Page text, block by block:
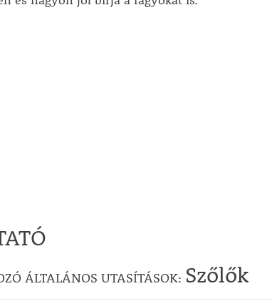
ÁLTALÁNOS UTASÍTÁSOK: Szőlők